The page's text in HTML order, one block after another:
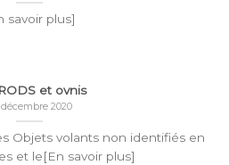
savoir plus]
et ovnis
2020
Objets volants non identifiés en
et le[En savoir plus]